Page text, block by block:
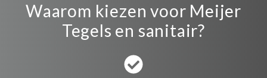
Waarom kiezen voor Meijer
Tegels en sanitair?